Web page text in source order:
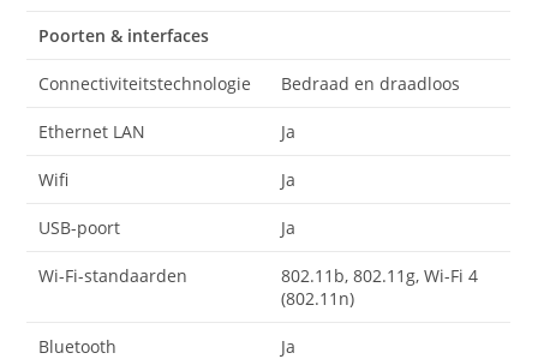
Poorten & interfaces
Connectiviteitstechnologie Bedraad en draadloos
Ethernet LAN Ja
Wifi Ja
USB-poort Ja
Wi-Fi-standaarden
802.11b, 802.11g, Wi-Fi 4
(802.11n)
Bluetooth Ja